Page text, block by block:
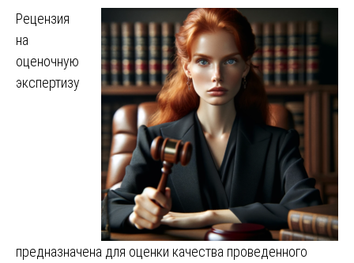
Рецензия
на
оценочную
экспертизу
предназначена для оценки качества проведенного